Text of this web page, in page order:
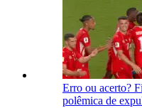
Erro ou acerto?
polêmica de